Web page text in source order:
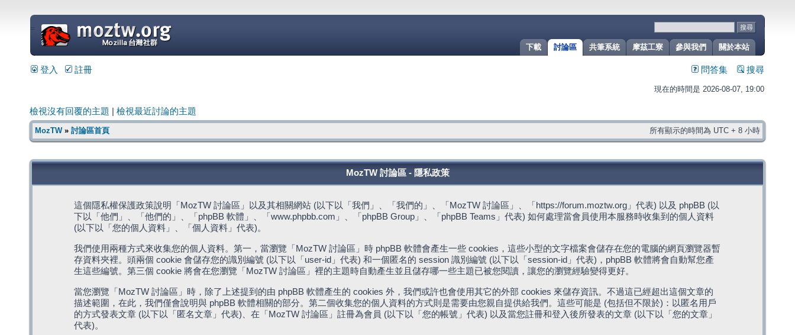
關於本站
參與我們
摩茲工寮
共筆系統
討論區
下載
=
登入 註冊 問答集 搜尋
現在的時間是 2026-08-07, 19:00
檢視沒有回覆的主題 檢視最近討論的主題
MozTW» 討論區首頁 所有顯示的時間為 UTC + 8 小時
MozTW 討論區 - 隱私政策
這個隱私權保護政策說明「MozTW 討論區」以及其相關網站 (以下以「我們」、「我們的」、「MozTW 討論區」、「https://forum.moztw.org」代表) 以及 phpBB (以
下以「他們」、「他們的」、「phpBB 軟體」、「www.phpbb.com」、「phpBB Group」、「phpBB Teams」代表) 如何處理當會員使用本服務時收集到的個人資料
(以下以「您的個人資料」、「個人資料」代表)。
我們使用兩種方式來收集您的個人資料。第一，當瀏覽「MozTW 討論區」時 phpBB 軟體會產生一些 cookies，這些小型的文字檔案會儲存在您的電腦的網頁瀏覽器暫
存資料夾裡。頭兩個 cookie 會儲存您的識別編號 (以下以「user-id」代表) 和一個匿名的 session 識別編號 (以下以「session-id」代表)，phpBB 軟體將會自動幫您產
生這些編號。第三個 cookie 將會在您瀏覽「MozTW 討論區」裡的主題時自動產生並且儲存哪一些主題已被您閱讀，讓您的瀏覽經驗變得更好。
當您瀏覽「MozTW 討論區」時，除了上述提到的由 phpBB 軟體產生的 cookies 外，我們或許也會使用其它的外部 cookies 來儲存資訊。不過這已經超出這個文章的
描述範圍，在此，我們僅會說明與 phpBB 軟體相關的部分。第二個收集您的個人資料的方式則是需要由您親自提供給我們。這些可能是 (包括但不限於)：以匿名用戶
的方式發表文章 (以下以「匿名文章」代表)、在「MozTW 討論區」註冊為會員 (以下以「您的帳號」代表) 以及當您註冊和登入後所發表的文章 (以下以「您的文章」
代表)。